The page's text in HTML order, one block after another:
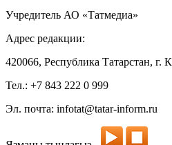
Учредитель АО «Татмедиа»
Адрес редакции:
420066, Республика Татарстан, г.
Тел.: +7 843 222 0 999
Эл. почта: infotat@tatar-inform.ru